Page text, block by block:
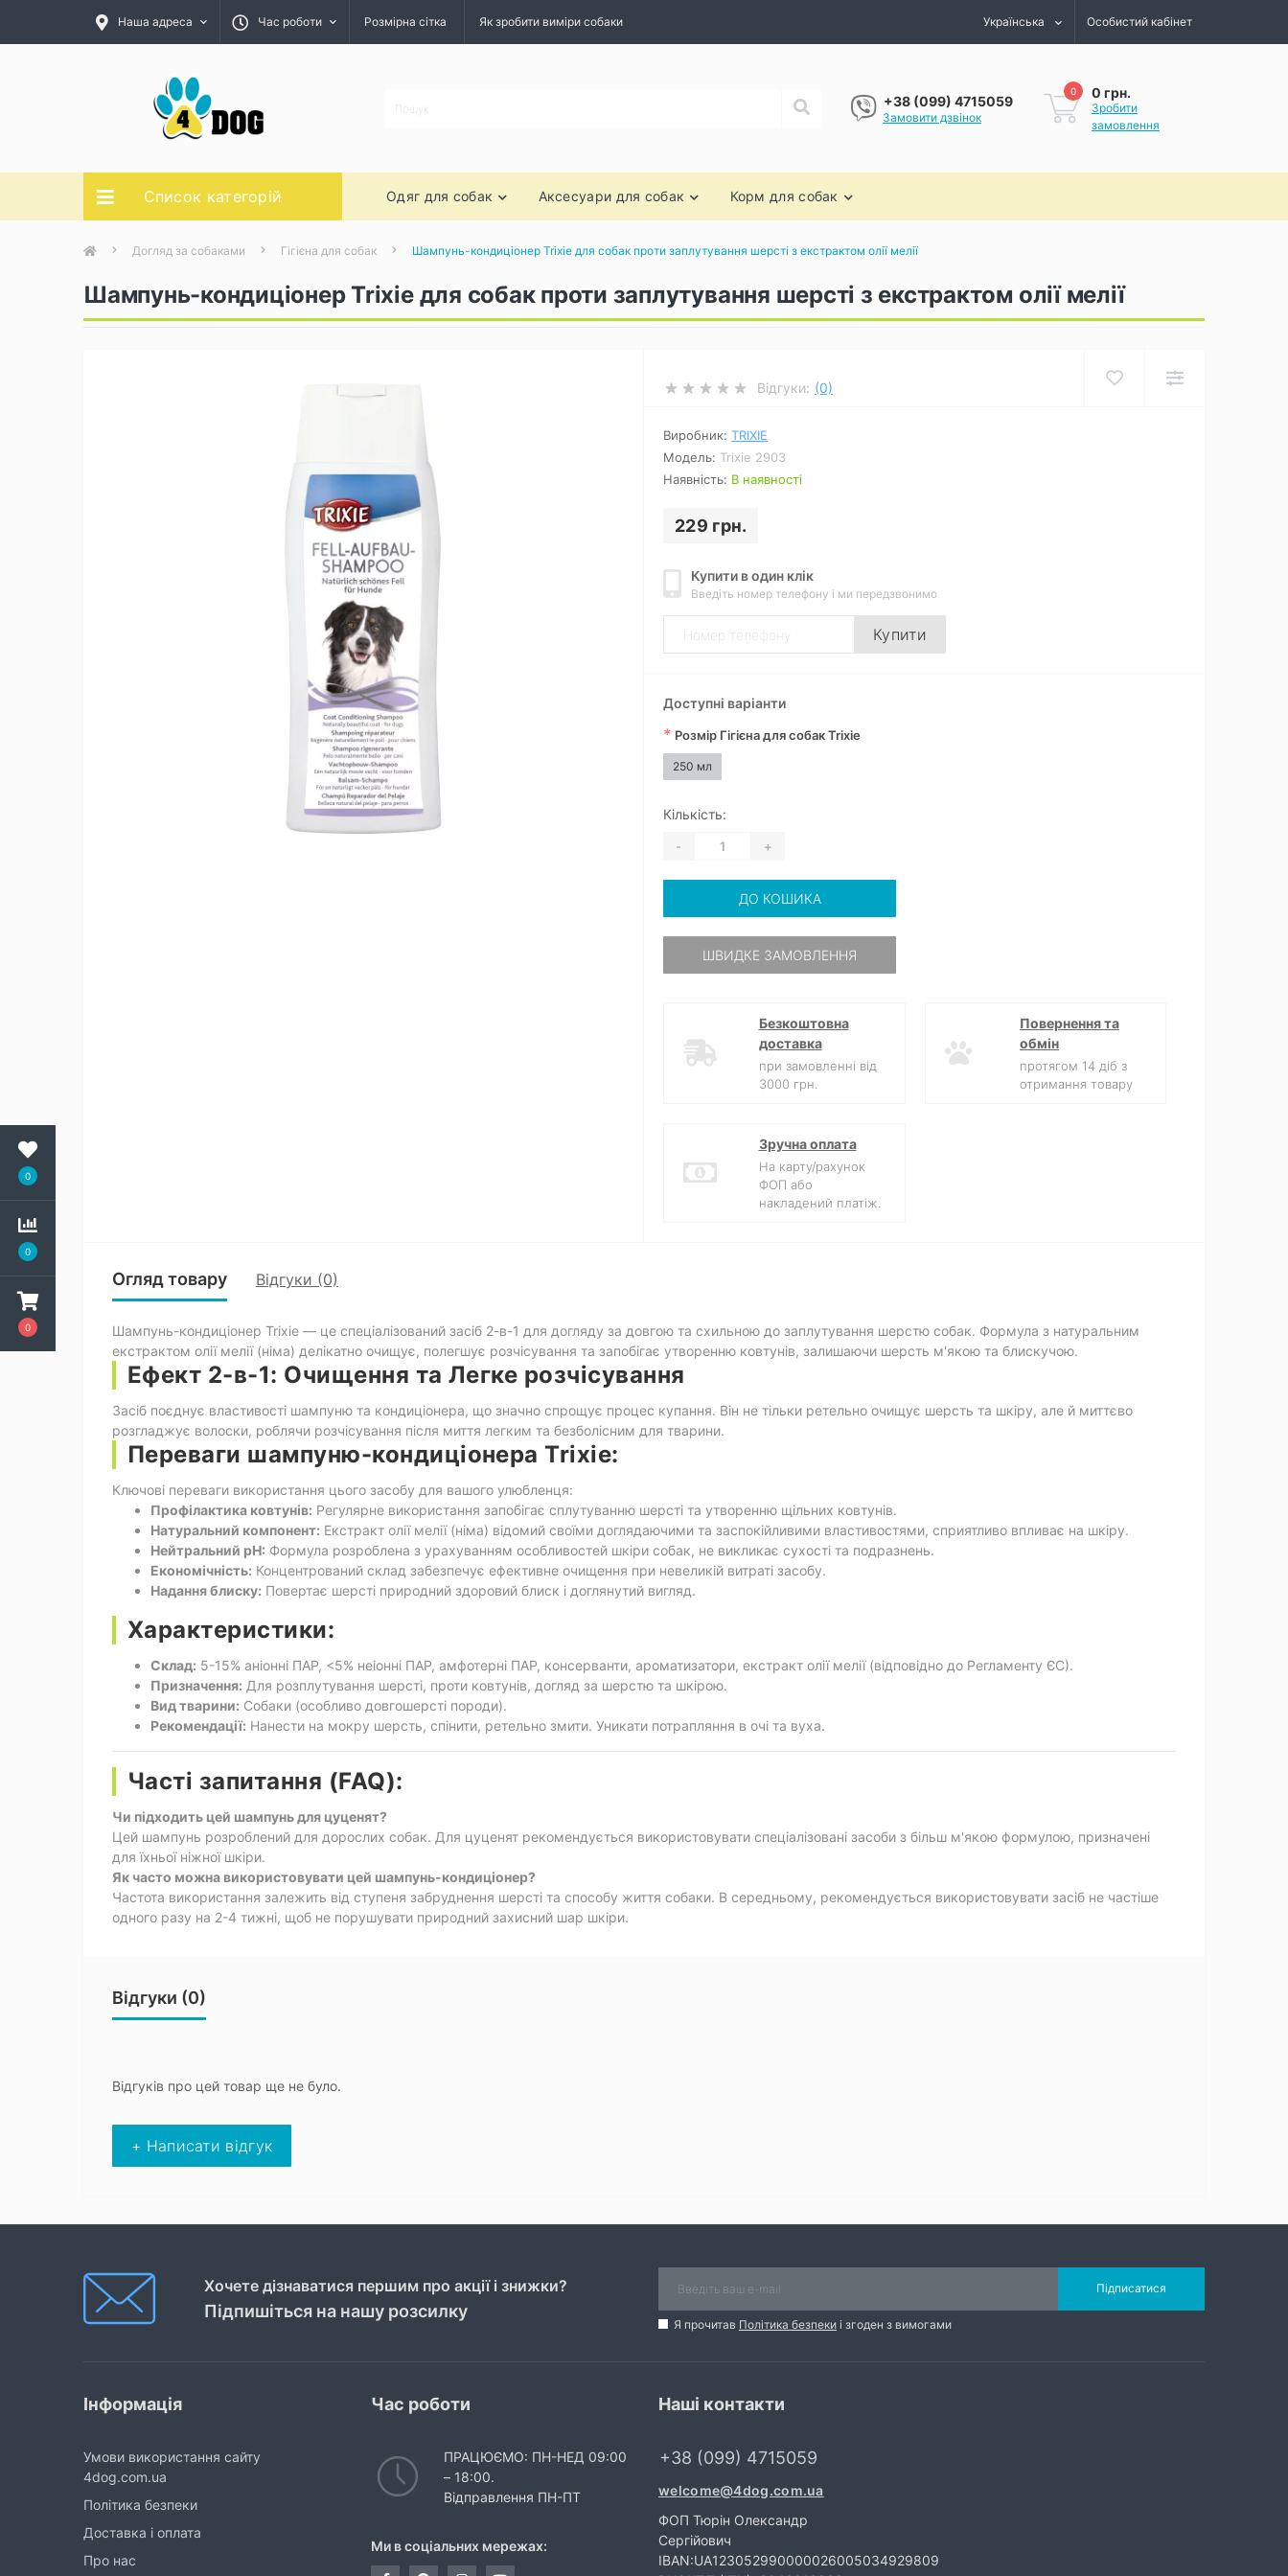
0
0
0
Наша адреса Час роботи Розмірна сітка Як зробити виміри собаки Українська Особистий кабінет
+38 (099) 4715059
Замовити дзвінок
0 0 грн.
Зробити
замовлення
Список категорій Одяг для собак Аксесуари для собак Корм для собак
Догляд за собаками Гігієна для собак Шампунь-кондиціонер Trixie для собак проти заплутування шерсті з екстрактом олії мелії
Шампунь-кондиціонер Trixie для собак проти заплутування шерсті з екстрактом олії мелії
Відгуки: (0)
Виробник: TRIXIE
Модель: Trixie 2903
Наявність: В наявності
229 грн.
Купити в один клік
Введіть номер телефону і ми передзвонимо
Купити
Доступні варіанти
* Розмір Гігієна для собак Trixie
250 мл
Кількість:
- +
ДО КОШИКА
ШВИДКЕ ЗАМОВЛЕННЯ
Безкоштовна
доставка
при замовленні від
3000 грн.
Повернення та
обмін
протягом 14 діб з
отримання товару
Зручна оплата
На карту/рахунок
ФОП або
накладений платіж.
Огляд товару Відгуки (0)
Шампунь-кондиціонер Trixie — це спеціалізований засіб 2-в-1 для догляду за довгою та схильною до заплутування шерстю собак. Формула з натуральним
екстрактом олії мелії (німа) делікатно очищує, полегшує розчісування та запобігає утворенню ковтунів, залишаючи шерсть м'якою та блискучою.
Ефект 2-в-1: Очищення та Легке розчісування
Засіб поєднує властивості шампуню та кондиціонера, що значно спрощує процес купання. Він не тільки ретельно очищує шерсть та шкіру, але й миттєво
розгладжує волоски, роблячи розчісування після миття легким та безболісним для тварини.
Переваги шампуню-кондиціонера Trixie:
Ключові переваги використання цього засобу для вашого улюбленця:
Профілактика ковтунів: Регулярне використання запобігає сплутуванню шерсті та утворенню щільних ковтунів.
Натуральний компонент: Екстракт олії мелії (німа) відомий своїми доглядаючими та заспокійливими властивостями, сприятливо впливає на шкіру.
Нейтральний pH: Формула розроблена з урахуванням особливостей шкіри собак, не викликає сухості та подразнень.
Економічність: Концентрований склад забезпечує ефективне очищення при невеликій витраті засобу.
Надання блиску: Повертає шерсті природний здоровий блиск і доглянутий вигляд.
Характеристики:
Склад: 5-15% аніонні ПАР, <5% неіонні ПАР, амфотерні ПАР, консерванти, ароматизатори, екстракт олії мелії (відповідно до Регламенту ЄС).
Призначення: Для розплутування шерсті, проти ковтунів, догляд за шерстю та шкірою.
Вид тварини: Собаки (особливо довгошерсті породи).
Рекомендації: Нанести на мокру шерсть, спінити, ретельно змити. Уникати потрапляння в очі та вуха.
Часті запитання (FAQ):
Чи підходить цей шампунь для цуценят?
Цей шампунь розроблений для дорослих собак. Для цуценят рекомендується використовувати спеціалізовані засоби з більш м'якою формулою, призначені
для їхньої ніжної шкіри.
Як часто можна використовувати цей шампунь-кондиціонер?
Частота використання залежить від ступеня забруднення шерсті та способу життя собаки. В середньому, рекомендується використовувати засіб не частіше
одного разу на 2-4 тижні, щоб не порушувати природний захисний шар шкіри.
Відгуки (0)
Відгуків про цей товар ще не було.
+ Написати відгук
Хочете дізнаватися першим про акції і знижки?
Підпишіться на нашу розсилку
Підписатися
Я прочитав Політика безпеки і згоден з вимогами
Інформація
Умови використання сайту
4dog.com.ua
Політика безпеки
Доставка і оплата
Про нас
Час роботи
ПРАЦЮЄМО: ПН-НЕД 09:00
– 18:00.
Відправлення ПН-ПТ
Ми в соціальних мережах:
Наші контакти
+38 (099) 4715059
welcome@4dog.com.ua
ФОП Тюрін Олександр
Сергійович
IBAN:UA123052990000026005034929809